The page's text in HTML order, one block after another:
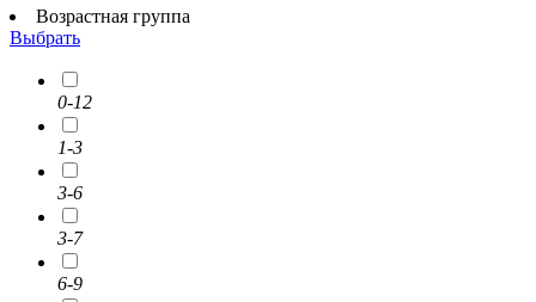
Возрастная группа
Выбрать
0-12
1-3
3-6
3-7
6-9